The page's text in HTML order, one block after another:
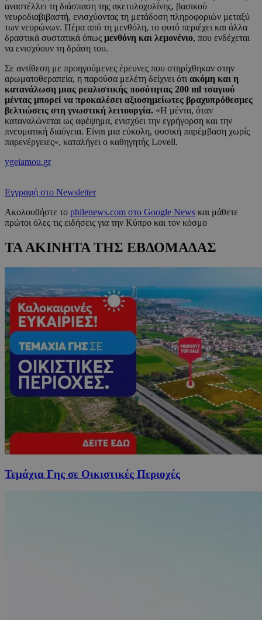
αναστέλλει τη διάσπαση της ακετυλοχολίνης, βασικού
νευροδιαβιβαστή, ενισχύοντας τη μετάδοση πληροφοριών μεταξύ
των νευρώνων. Πέρα από τη μενθόλη, το φυτό περιέχει και άλλα
δραστικά συστατικά όπως μενθόνη και λεμονένιο, που ενδέχεται
να ενισχύουν τη δράση του.
Σε αντίθεση με προηγούμενες έρευνες που στηρίχθηκαν στην
αρωματοθεραπεία, η παρούσα μελέτη δείχνει ότι ακόμη και η
κατανάλωση μιας ρεαλιστικής ποσότητας 200 ml τσαγιού
μέντας μπορεί να προκαλέσει αξιοσημείωτες βραχυπρόθεσμες
βελτιώσεις στη γνωστική λειτουργία. «Η μέντα, όταν
καταναλώνεται ως αφέψημα, ενισχύει την εγρήγορση και την
πνευματική διαύγεια. Είναι μια εύκολη, φυσική παρέμβαση χωρίς
παρενέργειες», καταλήγει ο καθηγητής Lovell.
ygeiamou.gr
Εγγραφή στο Newsletter
Ακολουθήστε το philenews.com στο Google News και μάθετε
πρώτοι όλες τις ειδήσεις για την Κύπρο και τον κόσμο
ΤΑ ΑΚΙΝΗΤΑ ΤΗΣ ΕΒΔΟΜΑΔΑΣ
Τεμάχια Γης σε Οικιστικές Περιοχές